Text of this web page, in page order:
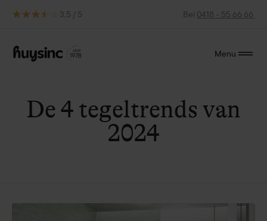
3.5 / 5 Bel 0418 - 55 66 66
Menu
De 4 tegeltrends van
2024